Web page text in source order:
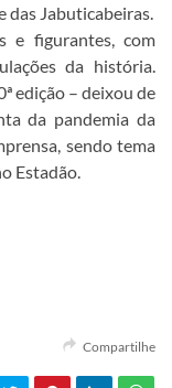
das Jabuticabeiras.
e figurantes, com
da história.
edição – deixou de
da pandemia da
sendo tema
Estadão.
Compartilhe